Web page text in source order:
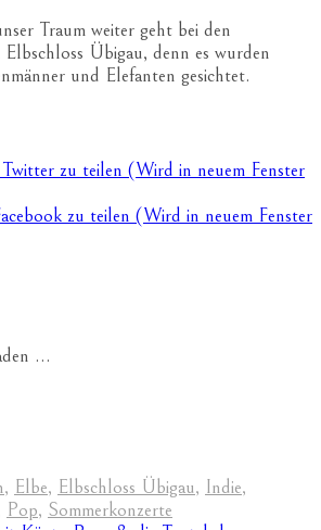
Traum weiter geht bei den
Übigau, denn es wurden
und Elefanten gesichtet.
zu teilen (Wird in neuem Fenster
zu teilen (Wird in neuem Fenster
…
, Elbe, Elbschloss Übigau, Indie,
Pop, Sommerkonzerte